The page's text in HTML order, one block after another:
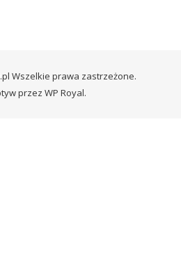
Wszelkie prawa zastrzeżone.
przez WP Royal.